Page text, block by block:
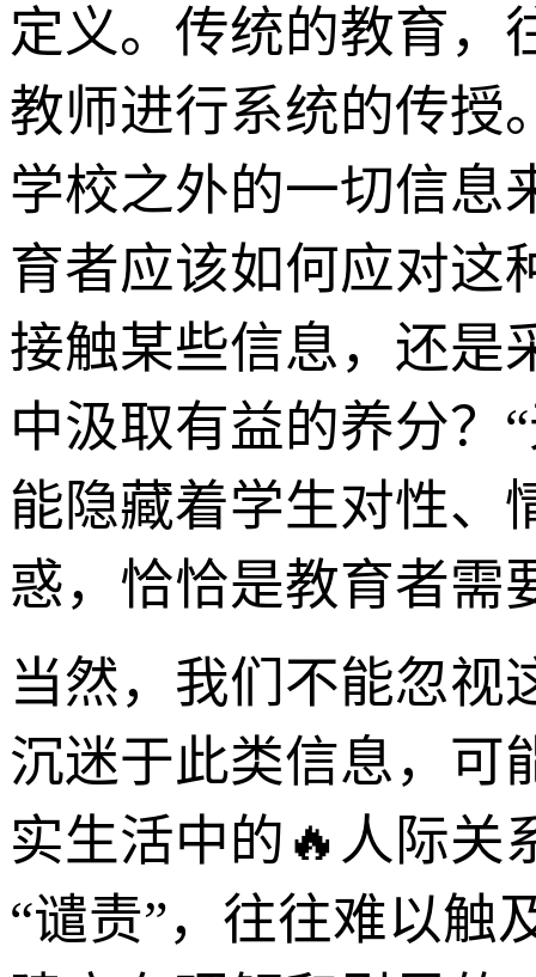
定义。传统的教育，
教师进行系统的传授
学校之外的一切信息
育者应该如何应对这
接触某些信息，还是
中汲取有益的养分？
能隐藏着学生对性、
惑，恰恰是教育者需
当然，我们不能忽视
沉迷于此类信息，可
实生活中的🔥人际关
“谴责”，往往难以触